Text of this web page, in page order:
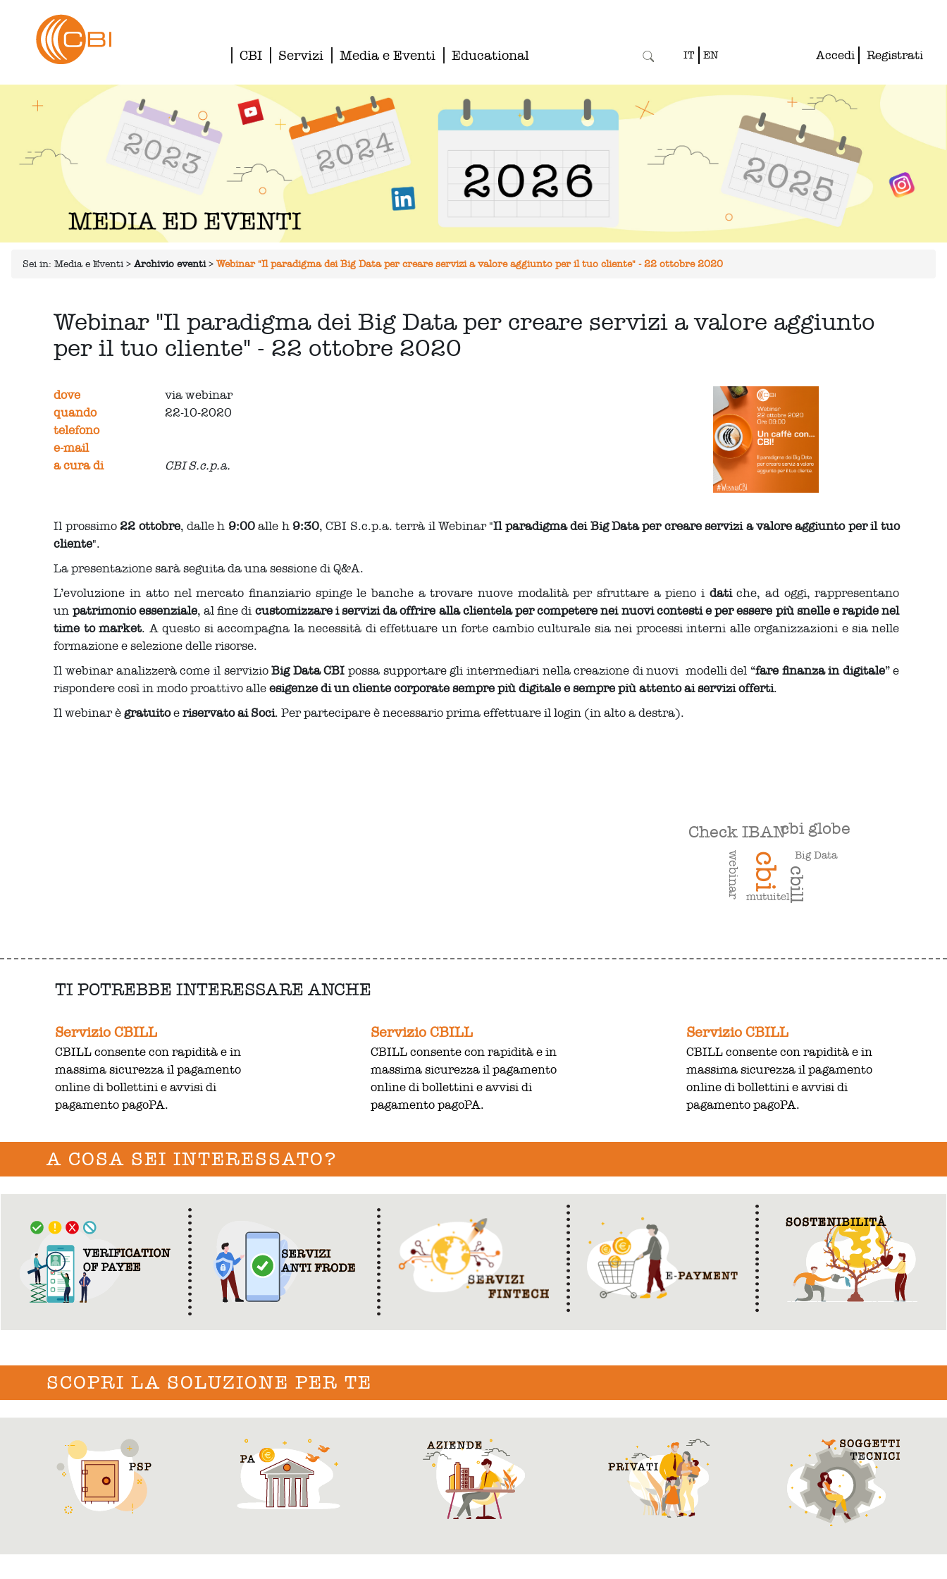
CBI Servizi Media e Eventi Educational IT EN Accedi Registrati
Sei in: Media e Eventi > Archivio eventi > Webinar "Il paradigma dei Big Data per creare servizi a valore aggiunto per il tuo cliente" - 22 ottobre 2020
Webinar "Il paradigma dei Big Data per creare servizi a valore aggiunto
per il tuo cliente" - 22 ottobre 2020
dove
via webinar
quando
22-10-2020
telefono
e-mail
a cura di
CBI S.c.p.a.
Il prossimo22 ottobre, dalle h 9:00alle h 9:30, CBI S.c.p.a. terrà il Webinar "Il paradigma dei Big Data per creare servizi a valore aggiunto per il tuo
cliente".
La presentazione sarà seguita da una sessione di Q&A.
L’evoluzione in atto nel mercato finanziario spinge le banche a trovare nuove modalità per sfruttare a pieno i datiche, ad oggi, rappresentano
un patrimonio essenziale, al fine di customizzare i servizi da offrire alla clientela per competere nei nuovi contesti e per essere più snelle e rapide nel
time to market. A questo si accompagna la necessità di effettuare un forte cambio culturale sia nei processi interni alle organizzazioni e sia nelle
formazione e selezione delle risorse.
Il webinar analizzerà come il servizioBig Data CBI possa supportare gli intermediari nella creazione di nuovi modelli del “fare finanza in digitale” e
rispondere così in modo proattivo alleesigenze di un cliente corporate sempre più digitale e sempre più attento ai servizi offerti.
Il webinar ègratuitoeriservato ai Soci. Per partecipare è necessario prima effettuare il login (in alto a destra).
cbi cbill
cbi globe
Check IBAN
webinar mutuitel
Big Data
TI POTREBBE INTERESSARE ANCHE
Servizio CBILL
CBILL consente con rapidità e in
massima sicurezza il pagamento
online di bollettini e avvisi di
pagamento pagoPA.
Servizio CBILL
CBILL consente con rapidità e in
massima sicurezza il pagamento
online di bollettini e avvisi di
pagamento pagoPA.
Servizio CBILL
CBILL consente con rapidità e in
massima sicurezza il pagamento
online di bollettini e avvisi di
pagamento pagoPA.
A COSA SEI INTERESSATO?
SCOPRI LA SOLUZIONE PER TE